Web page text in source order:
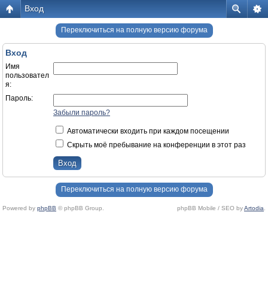
Вход
Переключиться на полную версию форума
Вход
Имя
пользовател
я:
Пароль:
Забыли пароль?
Автоматически входить при каждом посещении
Скрыть моё пребывание на конференции в этот раз
Переключиться на полную версию форума
Powered by phpBB © phpBB Group. phpBB Mobile / SEO byArtodia